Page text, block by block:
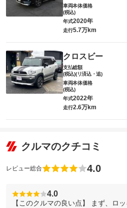
車両本体価格
(税込)
年式2020年
走行5.7万km
クロスビー
支払総額
(税込)(リ済込・追)
車両本体価格
(税込)
年式2022年
走行2.6万km
クルマのクチコミ
レビュー総合 4.0
4.0
【このクルマの良い点】 まず、ロ